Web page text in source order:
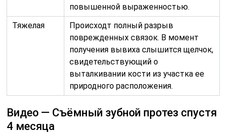
повышенной выраженностью.
Тяжелая
Происходт полный разрыв
поврежденных связок. В момент
получения вывиха слышится щелчок,
свидетельствующий о
выталкивании кости из участка ее
природного расположения.
Видео — Съёмный зубной протез спустя
4 месяца